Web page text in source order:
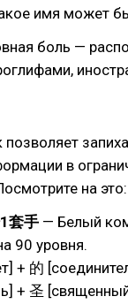
имя может
боль —
позволяет
в
на это:
套手 — Белый
90 уровня.
+ 的
+ 圣